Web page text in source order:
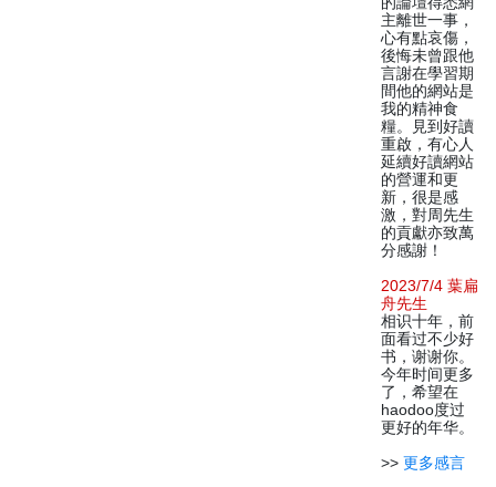
主離世一事，
心有點哀傷，
後悔未曾跟他
言謝在學習期
間他的網站是
我的精神食
糧。見到好讀
重啟，有心人
延續好讀網站
的營運和更
新，很是感
激，對周先生
的貢獻亦致萬
分感謝！
2023/7/4 葉扁
舟先生
相识十年，前
面看过不少好
书，谢谢你。
今年时间更多
了，希望在
haodoo度过
更好的年华。
>> 更多感言